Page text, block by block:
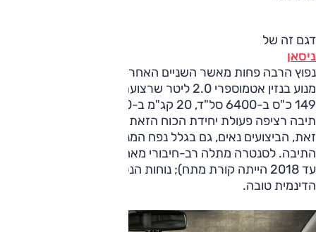
דגם זה של
ניסאן
נפוץ הרבה פחות מאשר השניים האחרים בסקירה זאת. לסנטרה
מנוע בנזין אטמוספרי 2.0 ליטר שרצועת הכוח שלו בסל"ד גבוה –
תיבה רציפה פעולת יחידת הכוח הזאת נשמעת תחת עומס. עם
זאת, הביצועים נאים, גם בגלל נפח המנוע, גם הודות ליעילות
התיבה. לסנטרה מתלה רב-חיבורי מאחור (בדור שקדם ושירת
עד 2018 הייתה קורת מתח); נוחות הנסיעה ראויה, והיכולת
הדינמית טובה.